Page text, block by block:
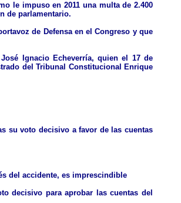
le impuso en 2011 una multa de 2.400
de parlamentario.
de Defensa en el Congreso y que
Ignacio Echeverría, quien el 17 de
del Tribunal Constitucional Enrique
su voto decisivo a favor de las cuentas
del accidente, es imprescindible
decisivo para aprobar las cuentas del